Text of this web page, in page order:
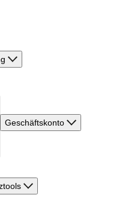
Geschäftskonto